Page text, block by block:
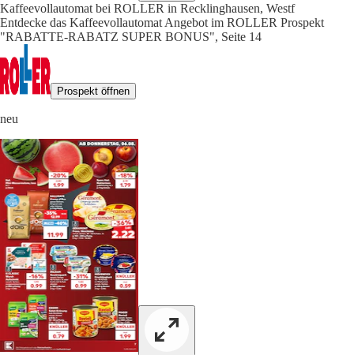
Kaffeevollautomat bei ROLLER in Recklinghausen, Westf
Entdecke das Kaffeevollautomat Angebot im ROLLER Prospekt
"RABATTE-RABATZ SUPER BONUS", Seite 14
Prospekt öffnen
neu